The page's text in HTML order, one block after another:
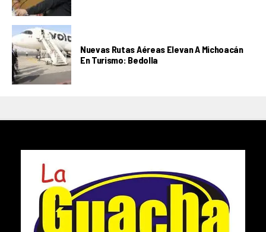
Nuevas Rutas Aéreas Elevan A Michoacán
En Turismo: Bedolla